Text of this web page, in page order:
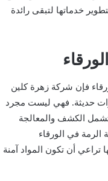
خدماتها لتبقى رائدة
فإن شركة زهرة كلين
حديثة. فهي ليست مجرد
الكشف والمعالجة
الرمة في الورقاء
تراعي أن تكون المواد آمنة